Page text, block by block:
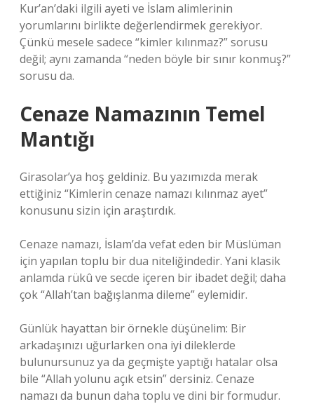
Kur’an’daki ilgili ayeti ve İslam alimlerinin
yorumlarını birlikte değerlendirmek gerekiyor.
Çünkü mesele sadece “kimler kılınmaz?” sorusu
değil; aynı zamanda “neden böyle bir sınır konmuş?”
sorusu da.
Cenaze Namazının Temel
Mantığı
Girasolar’ya hoş geldiniz. Bu yazımızda merak
ettiğiniz “Kimlerin cenaze namazı kılınmaz ayet”
konusunu sizin için araştırdık.
Cenaze namazı, İslam’da vefat eden bir Müslüman
için yapılan toplu bir dua niteliğindedir. Yani klasik
anlamda rükû ve secde içeren bir ibadet değil; daha
çok “Allah’tan bağışlanma dileme” eylemidir.
Günlük hayattan bir örnekle düşünelim: Bir
arkadaşınızı uğurlarken ona iyi dileklerde
bulunursunuz ya da geçmişte yaptığı hatalar olsa
bile “Allah yolunu açık etsin” dersiniz. Cenaze
namazı da bunun daha toplu ve dini bir formudur.